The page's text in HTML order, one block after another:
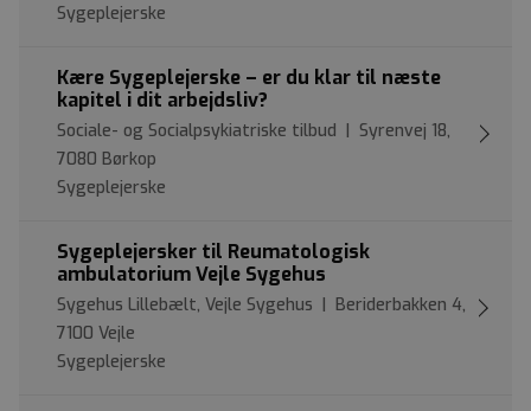
Sygeplejerske
Kære Sygeplejerske – er du klar til næste
kapitel i dit arbejdsliv?
Sociale- og Socialpsykiatriske tilbud | Syrenvej 18,
7080 Børkop
Sygeplejerske
Sygeplejersker til Reumatologisk
ambulatorium Vejle Sygehus
Sygehus Lillebælt, Vejle Sygehus | Beriderbakken 4,
7100 Vejle
Sygeplejerske